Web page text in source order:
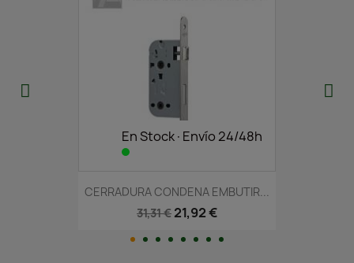
En Stock·Envío 24/48h
CERRADURA CONDENA EMBUTIR...
31,31 € 21,92 €